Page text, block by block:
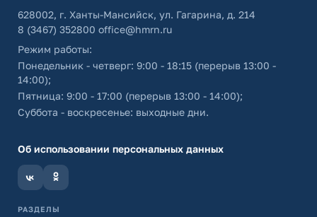
628002, г. Ханты-Мансийск, ул. Гагарина, д. 214
8 (3467) 352800 office@hmrn.ru
Режим работы:
Понедельник - четверг: 9:00 - 18:15 (перерыв 13:00 -
14:00);
Пятница: 9:00 - 17:00 (перерыв 13:00 - 14:00);
Суббота - воскресенье: выходные дни.
Об использовании персональных данных
РАЗДЕЛЫ